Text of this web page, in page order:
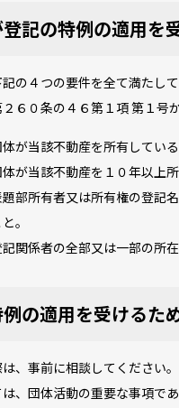
記の特例の適用を
の４つの要件を全て満たし
６０条の４６第１項 第１号
当該不動産を所有している
当該不動産を１０年以上所
所有者又は所有権の登記
。
係者の全部又は一部の所在
の適用を受けるた
、事前に相談してください。
、団体活動の重要な事項で